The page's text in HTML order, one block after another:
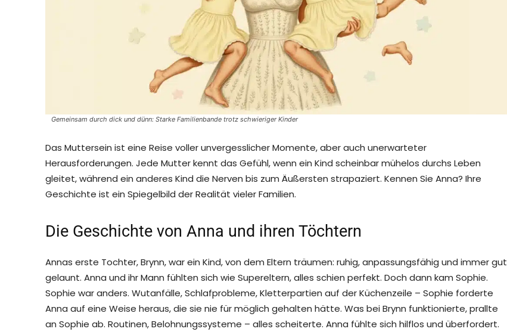
Gemeinsam durch dick und dünn: Starke Familienbande trotz schwieriger Kinder
Das Muttersein ist eine Reise voller unvergesslicher Momente, aber auch unerwarteter
Herausforderungen. Jede Mutter kennt das Gefühl, wenn ein Kind scheinbar mühelos durchs Leben
gleitet, während ein anderes Kind die Nerven bis zum Äußersten strapaziert. Kennen Sie Anna? Ihre
Geschichte ist ein Spiegelbild der Realität vieler Familien.
Die Geschichte von Anna und ihren Töchtern
Annas erste Tochter, Brynn, war ein Kind, von dem Eltern träumen: ruhig, anpassungsfähig und immer gut
gelaunt. Anna und ihr Mann fühlten sich wie Supereltern, alles schien perfekt. Doch dann kam Sophie.
Sophie war anders. Wutanfälle, Schlafprobleme, Kletterpartien auf der Küchenzeile – Sophie forderte
Anna auf eine Weise heraus, die sie nie für möglich gehalten hätte. Was bei Brynn funktionierte, prallte
an Sophie ab. Routinen, Belohnungssysteme – alles scheiterte. Anna fühlte sich hilflos und überfordert.